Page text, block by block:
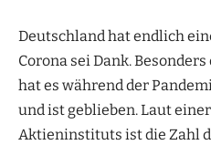
Deutschland hat endlich
Corona sei Dank.
hat es während der
und ist geblieben. Laut
Aktieninstituts ist die Zahl